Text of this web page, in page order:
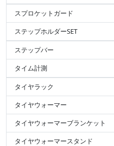
スプロケットガード
ステップホルダーSET
ステップバー
タイム計測
タイヤラック
タイヤウォーマー
タイヤウォーマーブランケット
タイヤウォーマースタンド